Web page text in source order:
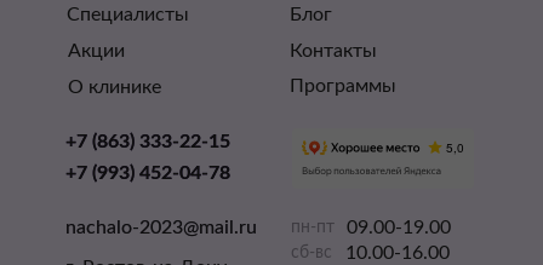
Блог
Контакты
О клинике
пн-пт 09.00-19.00
сб-вс 10.00-16.00
+7 (993) 452-04-78
+7 (993) 452-04-78
+7 (863) 333-22-15
+7 (863) 333-22-15
nachalo-2023@mail.ru
nachalo-2023@mail.ru
Специалисты
Акции
Программы